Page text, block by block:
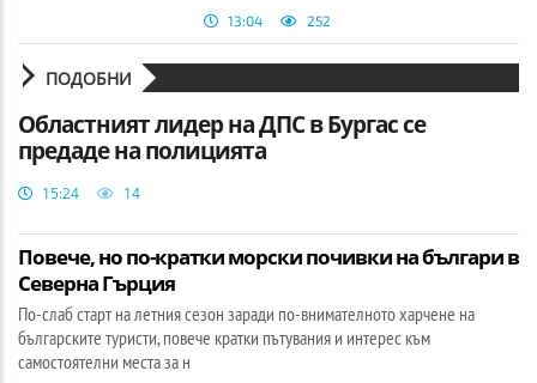
13:04 252
ПОДОБНИ
Областният лидер на ДПС в Бургас се
предаде на полицията
15:24 14
Повече, но по-кратки морски почивки на българи в
Северна Гърция
По-слаб старт на летния сезон заради по-внимателното харчене на
българските туристи, повече кратки пътувания и интерес към
самостоятелни места за н